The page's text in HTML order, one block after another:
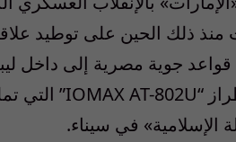
منذ ذلك الحين على توطيد
جوية مصرية إلى داخل
“
IOMAX AT-802U” التي
الإسلامية» في سيناء.